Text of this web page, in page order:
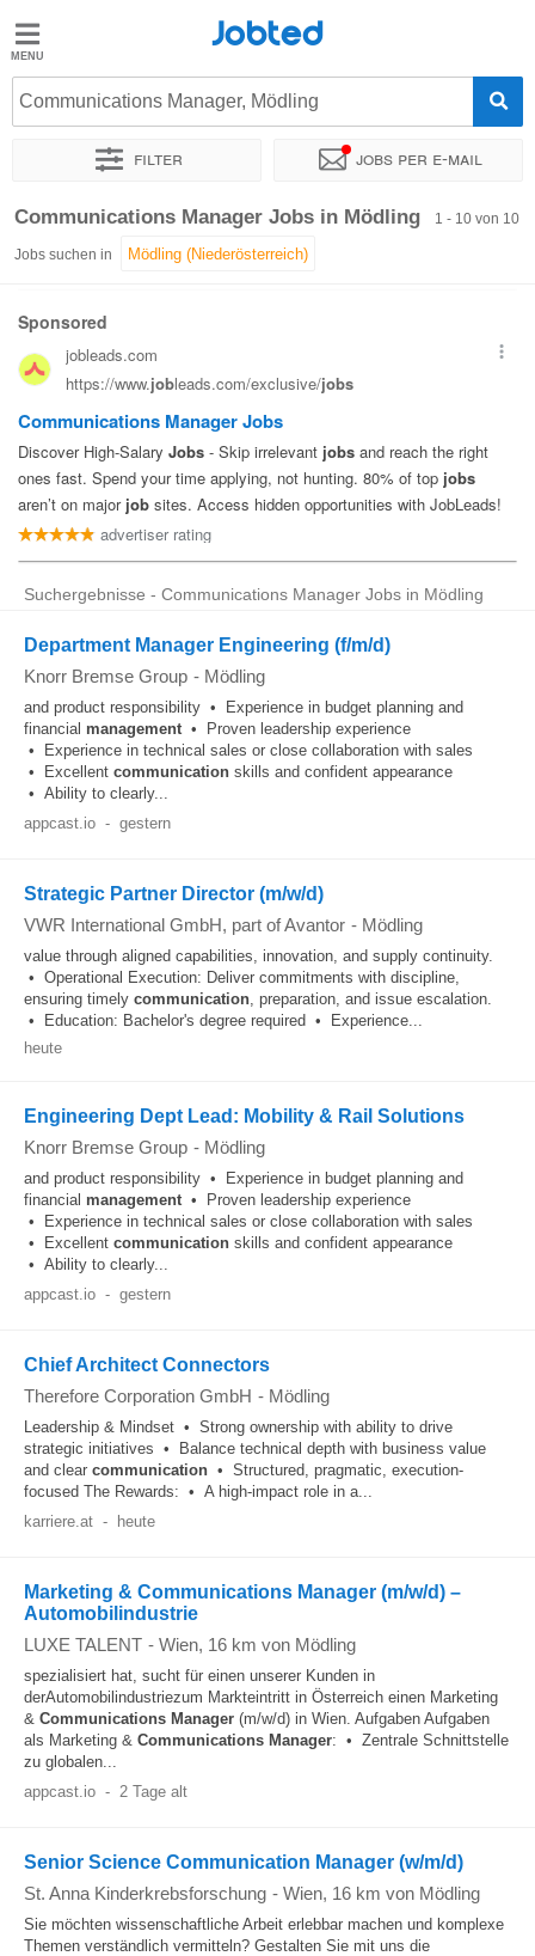
Jobted
Jobs
Jobted
Communications Manager, Mödling
Filter Jobs per e-mail
Sortieren nach Genauer Standort Unternehmen
Communications Manager Jobs in Mödling 1 - 10 von 10
Jobs suchen in
Suchergebnisse - Communications Manager Jobs in Mödling
Department Manager Engineering (f/m/d)
Knorr Bremse Group - Mödling
and product responsibility • Experience in budget planning and
financial management• Proven leadership experience
• Experience in technical sales or close collaboration with sales
• Excellent communication skills and confident appearance
• Ability to clearly...
appcast.io - gestern
Strategic Partner Director (m/w/d)
VWR International GmbH, part of Avantor - Mödling
value through aligned capabilities, innovation, and supply continuity.
• Operational Execution: Deliver commitments with discipline,
ensuring timely communication, preparation, and issue escalation.
• Education: Bachelor's degree required • Experience...
heute
Engineering Dept Lead: Mobility & Rail Solutions
Knorr Bremse Group - Mödling
and product responsibility • Experience in budget planning and
financial management• Proven leadership experience
• Experience in technical sales or close collaboration with sales
• Excellent communication skills and confident appearance
• Ability to clearly...
appcast.io - gestern
Chief Architect Connectors
Therefore Corporation GmbH - Mödling
Leadership & Mindset • Strong ownership with ability to drive
strategic initiatives • Balance technical depth with business value
and clear communication • Structured, pragmatic, execution-
focused The Rewards: • A high-impact role in a...
karriere.at - heute
Marketing & Communications Manager (m/w/d) –
Automobilindustrie
LUXE TALENT - Wien, 16 km von Mödling
spezialisiert hat, sucht für einen unserer Kunden in
derAutomobilindustriezum Markteintritt in Österreich einen Marketing
& Communications Manager (m/w/d) in Wien. Aufgaben Aufgaben
als Marketing & Communications Manager: • Zentrale Schnittstelle
zu globalen...
appcast.io - 2 Tage alt
Senior Science Communication Manager (w/m/d)
St. Anna Kinderkrebsforschung - Wien, 16 km von Mödling
Sie möchten wissenschaftliche Arbeit erlebbar machen und komplexe
Themen verständlich vermitteln? Gestalten Sie mit uns die